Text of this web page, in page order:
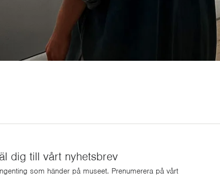
dig till vårt nyhetsbrev
som händer på museet. Prenumerera på vårt